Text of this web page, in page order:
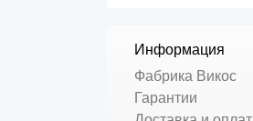
Информация
Фабрика Викос
Гарантии